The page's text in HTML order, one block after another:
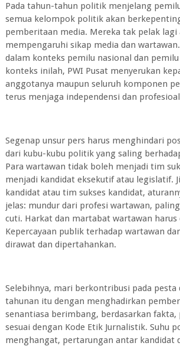
Pada tahun-tahun politik menjelang
semua kelompok politik akan
pemberitaan media. Mereka tak pelak lagi
mempengaruhi sikap media dan
dalam konteks pemilu nasional dan
konteks inilah, PWI Pusat menyerukan
anggotanya maupun seluruh komponen
terus menjaga independensi dan
Segenap unsur pers harus menghindari
dari kubu-kubu politik yang saling
Para wartawan tidak boleh menjadi tim
menjadi kandidat eksekutif atau legislatif.
kandidat atau tim sukses kandidat,
jelas: mundur dari profesi wartawan,
cuti. Harkat dan martabat wartawan harus
Kepercayaan publik terhadap wartawan
dirawat dan dipertahankan.
Selebihnya, mari berkontribusi pada pesta
tahunan itu dengan menghadirkan
senantiasa berimbang, berdasarkan
sesuai dengan Kode Etik Jurnalistik. Suhu
menghangat, pertarungan antar kandidat